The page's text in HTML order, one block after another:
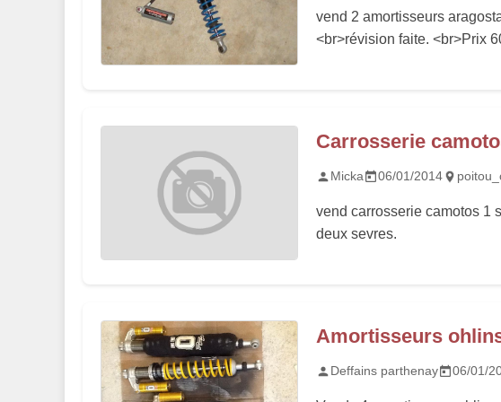
vend 2 amortisseurs
<br>révision faite. <br>Prix
Carrosserie
Micka 06/01/2014
vend carrosserie camotos 1
deux sevres.
Amortisseurs
Deffains parthenay 06/01/